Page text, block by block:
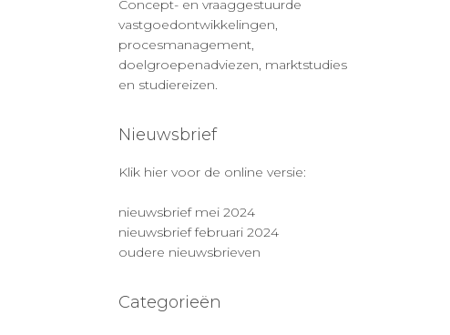
Concept- en vraaggestuurde
vastgoedontwikkelingen,
procesmanagement,
doelgroepenadviezen, marktstudies
en studiereizen.
Nieuwsbrief
Klik hier voor de online versie:
nieuwsbrief mei 2024
nieuwsbrief februari 2024
oudere nieuwsbrieven
Categorieën